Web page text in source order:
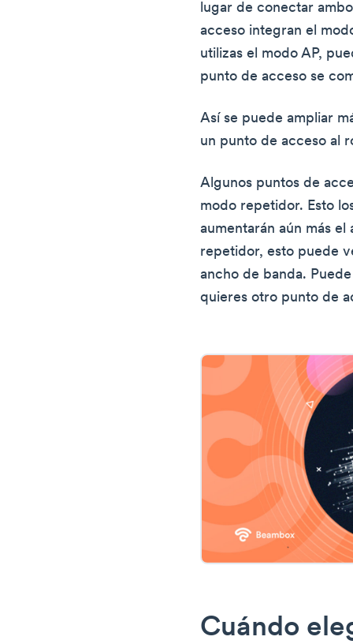
lugar de conectar
acceso integran el
utilizas el modo AP,
punto de acceso se
Así se puede ampliar
un punto de acceso al
Algunos puntos de
modo repetidor. Esto
aumentarán aún más
repetidor, esto puede
ancho de banda.
quieres otro punto de
Cuándo